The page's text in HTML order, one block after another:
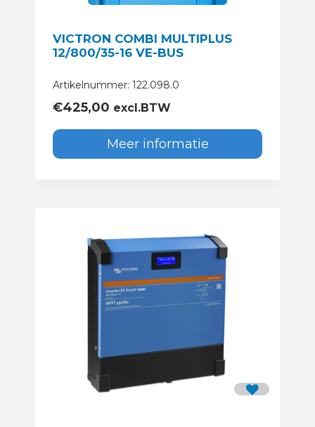
VICTRON COMBI MULTIPLUS
12/800/35-16 VE-BUS
Artikelnummer: 122.098.0
€425,00 excl.BTW
Meer informatie